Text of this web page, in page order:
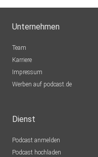
Unternehmen
Team
Karriere
Impressum
Werben auf podcast.de
Dienst
Podcast anmelden
Podcast hochladen